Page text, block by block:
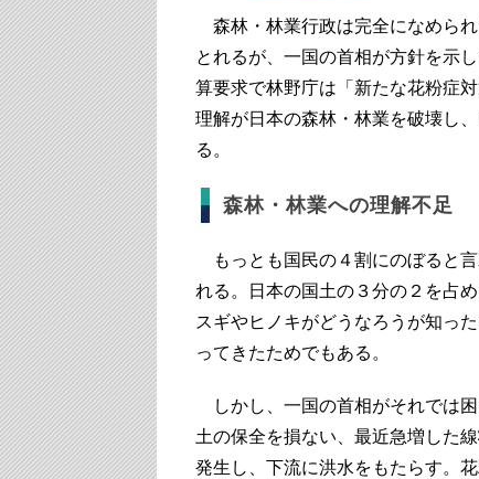
森林・林業行政は完全になめら
とれるが、一国の首相が方針を示
算要求で林野庁は「新たな花粉症
理解が日本の森林・林業を破壊し
る。
森林・林業への理解不足
もっとも国民の４割にのぼると
れる。日本の国土の３分の２を占
スギやヒノキがどうなろうが知っ
ってきたためでもある。
しかし、一国の首相がそれでは
土の保全を損ない、最近急増した
発生し、下流に洪水をもたらす。